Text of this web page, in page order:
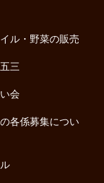
ル・野菜の販売
三
会
各係募集につい